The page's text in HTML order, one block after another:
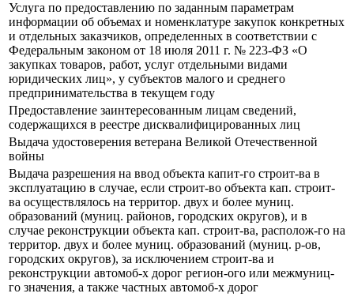
Услуга по предоставлению по заданным параметрам
информации об объемах и номенклатуре закупок конкретных
и отдельных заказчиков, определенных в соответствии с
Федеральным законом от 18 июля 2011 г. № 223-ФЗ «О
закупках товаров, работ, услуг отдельными видами
юридических лиц», у субъектов малого и среднего
предпринимательства в текущем году
Предоставление заинтересованным лицам сведений,
содержащихся в реестре дисквалифицированных лиц
Выдача удостоверения ветерана Великой Отечественной
войны
Выдача разрешения на ввод объекта капит-го строит-ва в
эксплуатацию в случае, если строит-во объекта кап. строит-
ва осуществлялось на территор. двух и более муниц.
образований (муниц. районов, городских округов), и в
случае реконструкции объекта кап. строит-ва, располож-го на
территор. двух и более муниц. образований (муниц. р-ов,
городских округов), за исключением строит-ва и
реконструкции автомоб-х дорог регион-ого или межмуниц-
го значения, а также частных автомоб-х дорог